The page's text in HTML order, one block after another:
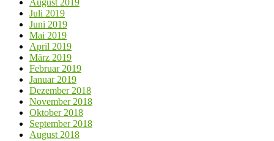
August 2019
Juli 2019
Juni 2019
Mai 2019
April 2019
März 2019
Februar 2019
Januar 2019
Dezember 2018
November 2018
Oktober 2018
September 2018
August 2018